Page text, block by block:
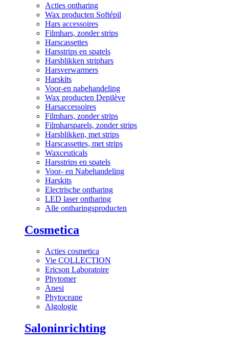
Acties ontharing
Wax producten Softépil
Hars accessoires
Filmhars, zonder strips
Harscassettes
Harsstrips en spatels
Harsblikken striphars
Harsverwarmers
Harskits
Voor-en nabehandeling
Wax producten Depilève
Harsaccessoires
Filmhars, zonder strips
Filmharsparels, zonder strips
Harsblikken, met strips
Harscassettes, met strips
Waxceuticals
Harsstrips en spatels
Voor- en Nabehandeling
Harskits
Electrische ontharing
LED laser ontharing
Alle ontharingsproducten
Cosmetica
Acties cosmetica
Vie COLLECTION
Ericson Laboratoire
Phytomer
Anesi
Phytoceane
Algologie
Saloninrichting